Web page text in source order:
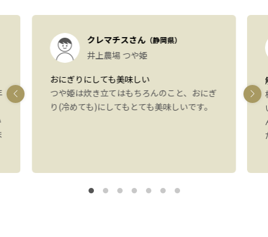
クレマチスさん（静岡県）
井上農場 つや姫
おにぎりにしても美味しい
つや姫は炊き立てはもちろんのこと、おにぎ
り(冷めても)にしてもとても美味しいです。